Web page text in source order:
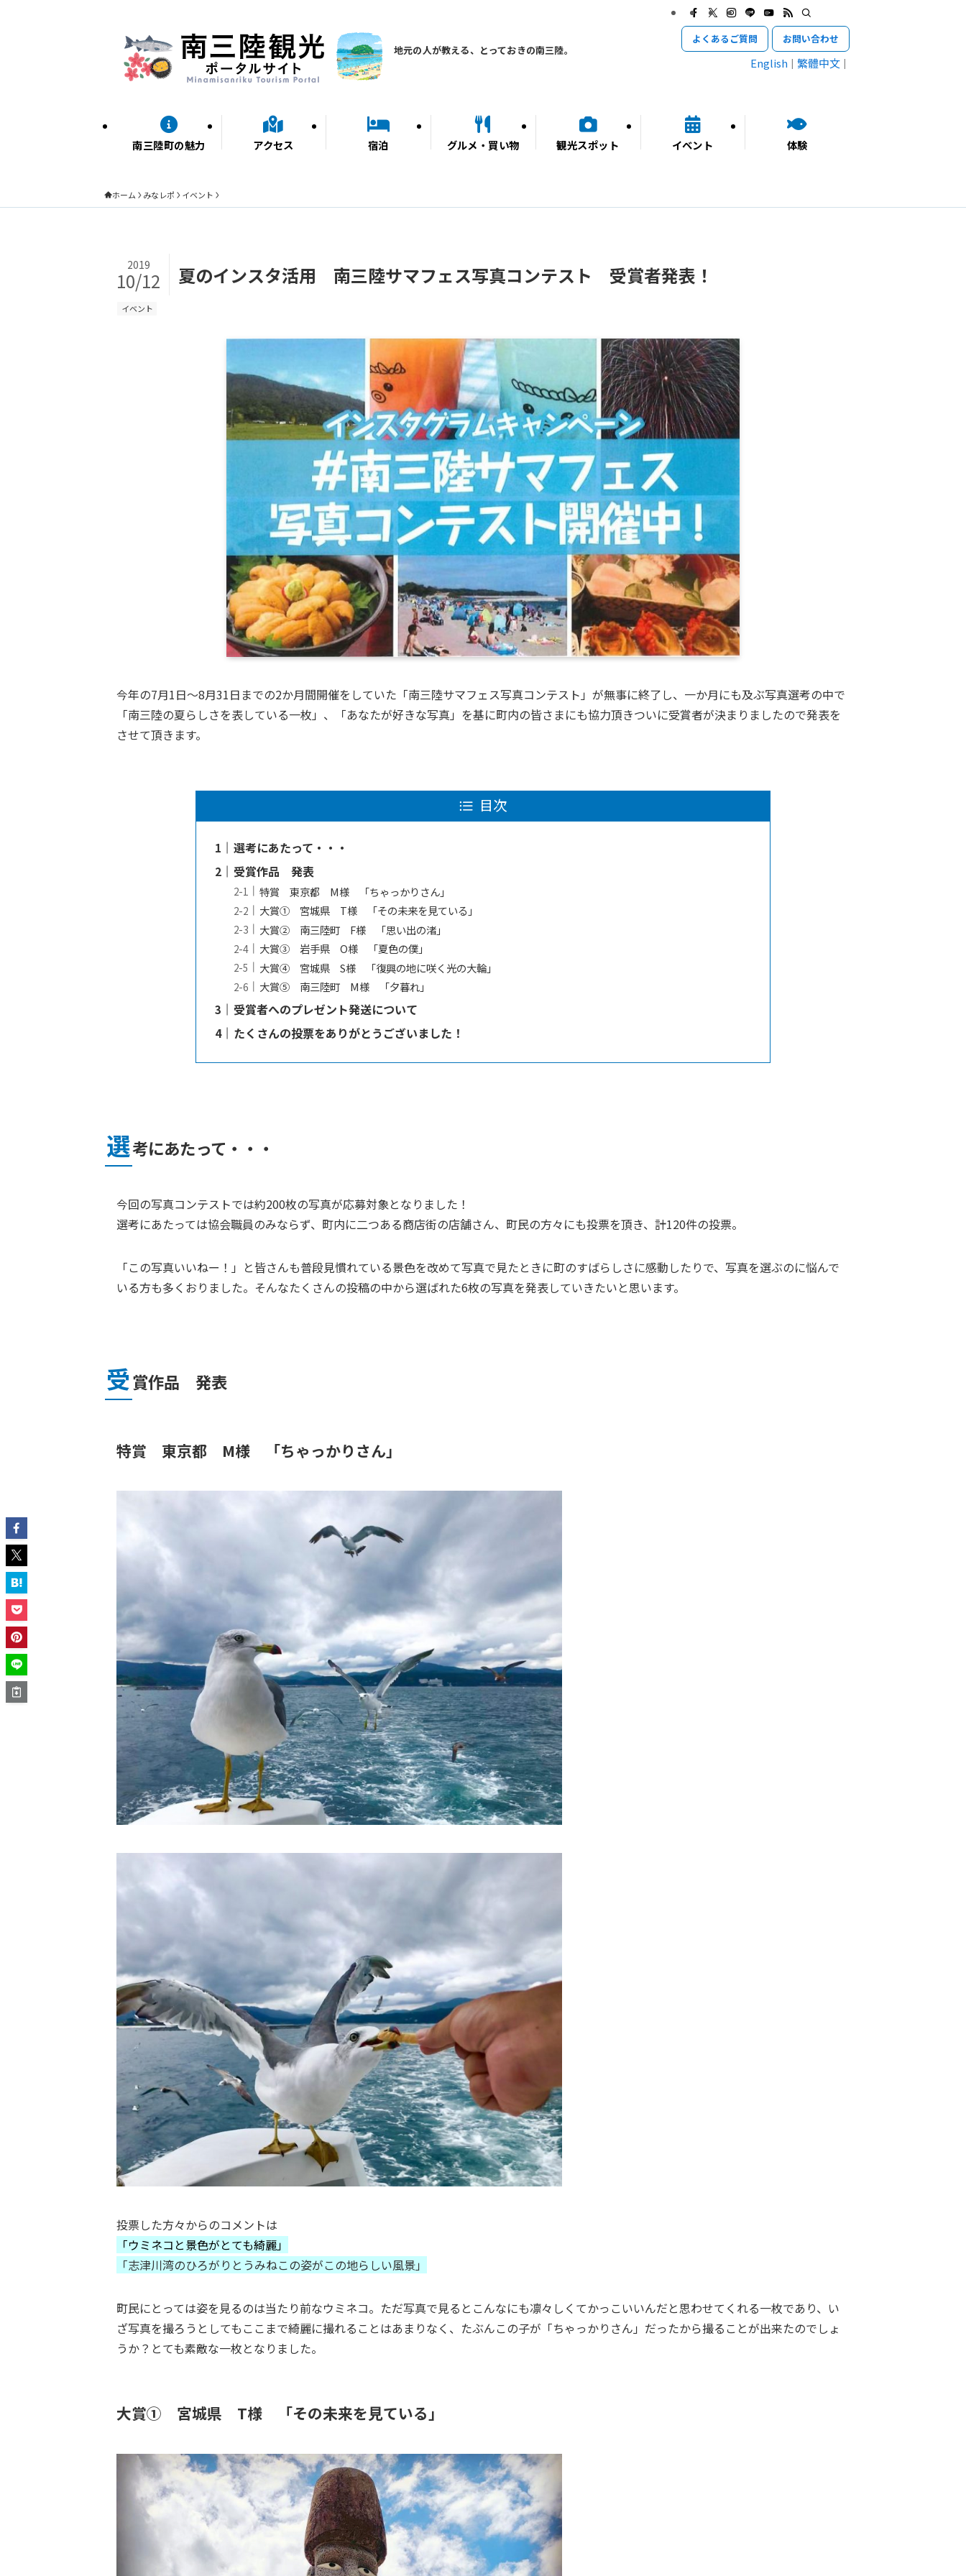
地元の人が教える、とっておきの南三陸。
南三陸町の魅力 アクセス 宿泊 グルメ・買い物 観光スポット イベント 体験
よくあるご質問 お問い合わせ
English 繁體中文
ホーム みなレポ イベント
夏のインスタ活用 南三陸サマフェス写真コンテスト 受賞者発表！
2019
10/12
イベント
今年の7月1日～8月31日までの2か月間開催をしていた「南三陸サマフェス写真コンテスト」が無事に終了し、一か月にも及ぶ写真選考の中で
「南三陸の夏らしさを表している一枚」、「あなたが好きな写真」を基に町内の皆さまにも協力頂きついに受賞者が決まりましたので発表を
させて頂きます。
目次
選考にあたって・・・
受賞作品 発表
特賞 東京都 M様 「ちゃっかりさん」
大賞① 宮城県 T様 「その未来を見ている」
大賞② 南三陸町 F様 「思い出の渚」
大賞③ 岩手県 O様 「夏色の僕」
大賞④ 宮城県 S様 「復興の地に咲く光の大輪」
大賞⑤ 南三陸町 M様 「夕暮れ」
受賞者へのプレゼント発送について
たくさんの投票をありがとうございました！
選考にあたって・・・
今回の写真コンテストでは約200枚の写真が応募対象となりました！
選考にあたっては協会職員のみならず、町内に二つある商店街の店舗さん、町民の方々にも投票を頂き、計120件の投票。
「この写真いいねー！」と皆さんも普段見慣れている景色を改めて写真で見たときに町のすばらしさに感動したりで、写真を選ぶのに悩んで
いる方も多くおりました。そんなたくさんの投稿の中から選ばれた6枚の写真を発表していきたいと思います。
受賞作品 発表
特賞 東京都 M様 「ちゃっかりさん」
投票した方々からのコメントは
「ウミネコと景色がとても綺麗」
「志津川湾のひろがりとうみねこの姿がこの地らしい風景」
町民にとっては姿を見るのは当たり前なウミネコ。ただ写真で見るとこんなにも凛々しくてかっこいいんだと思わせてくれる一枚であり、い
ざ写真を撮ろうとしてもここまで綺麗に撮れることはあまりなく、たぶんこの子が「ちゃっかりさん」だったから撮ることが出来たのでしょ
うか？とても素敵な一枚となりました。
大賞① 宮城県 T様 「その未来を見ている」